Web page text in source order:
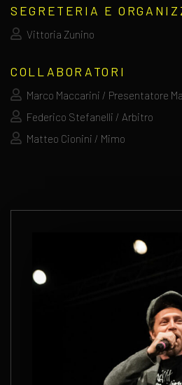
SEGRETERIA E
Vittoria Zunino
COLLABORATORI
Marco Maccarini / Presentatore
Federico Stefanelli / Arbitro
Matteo Cionini / Mimo